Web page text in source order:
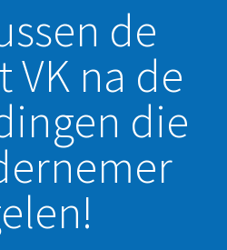
de
VK na de
die